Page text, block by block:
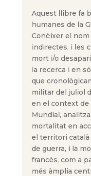
Aquest llibre fa
humanes de la
Conèixer el
indirectes, i les
mort i/o
la recerca i en
que
militar del juliol
en el context de
Mundial,
mortalitat en
el territori
de guerra, i la
francès, com a
més àmplia